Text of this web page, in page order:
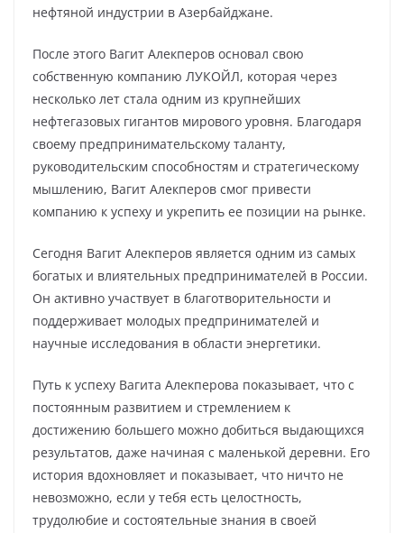
нефтяной индустрии в Азербайджане.
После этого Вагит Алекперов основал свою
собственную компанию ЛУКОЙЛ, которая через
несколько лет стала одним из крупнейших
нефтегазовых гигантов мирового уровня. Благодаря
своему предпринимательскому таланту,
руководительским способностям и стратегическому
мышлению, Вагит Алекперов смог привести
компанию к успеху и укрепить ее позиции на рынке.
Сегодня Вагит Алекперов является одним из самых
богатых и влиятельных предпринимателей в России.
Он активно участвует в благотворительности и
поддерживает молодых предпринимателей и
научные исследования в области энергетики.
Путь к успеху Вагита Алекперова показывает, что с
постоянным развитием и стремлением к
достижению большего можно добиться выдающихся
результатов, даже начиная с маленькой деревни. Его
история вдохновляет и показывает, что ничто не
невозможно, если у тебя есть целостность,
трудолюбие и состоятельные знания в своей